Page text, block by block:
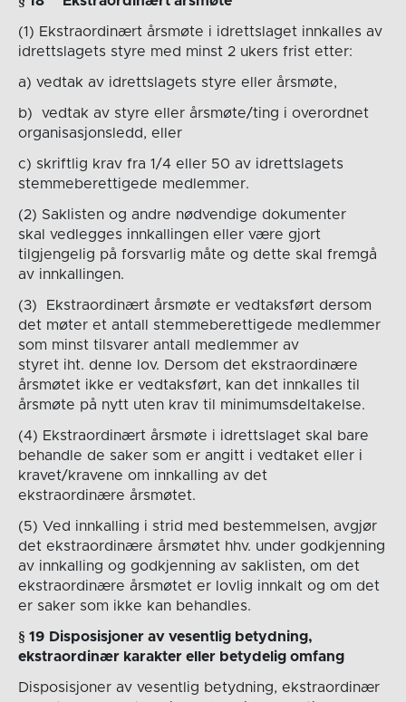
(1) Ekstraordinært årsmøte i idrettslaget innkalles av
idrettslagets styre med minst 2 ukers frist etter:
a) vedtak av idrettslagets styre eller årsmøte,
b) vedtak av styre eller årsmøte/ting i overordnet
organisasjonsledd, eller
c) skriftlig krav fra 1/4 eller 50 av idrettslagets
stemmeberettigede medlemmer.
(2) Saklisten og andre nødvendige dokumenter
skal vedlegges innkallingen eller være gjort
tilgjengelig på forsvarlig måte og dette skal fremgå
av innkallingen.
(3) Ekstraordinært årsmøte er vedtaksført dersom
det møter et antall stemmeberettigede medlemmer
som minst tilsvarer antall medlemmer av
styret iht. denne lov. Dersom det ekstraordinære
årsmøtet ikke er vedtaksført, kan det innkalles til
årsmøte på nytt uten krav til minimumsdeltakelse.
(4) Ekstraordinært årsmøte i idrettslaget skal bare
behandle de saker som er angitt i vedtaket eller i
kravet/kravene om innkalling av det
ekstraordinære årsmøtet.
(5) Ved innkalling i strid med bestemmelsen, avgjør
det ekstraordinære årsmøtet hhv. under godkjenning
av innkalling og godkjenning av saklisten, om det
ekstraordinære årsmøtet er lovlig innkalt og om det
er saker som ikke kan behandles.
§ 19 Disposisjoner av vesentlig betydning,
ekstraordinær karakter eller betydelig omfang
Disposisjoner av vesentlig betydning, ekstraordinær